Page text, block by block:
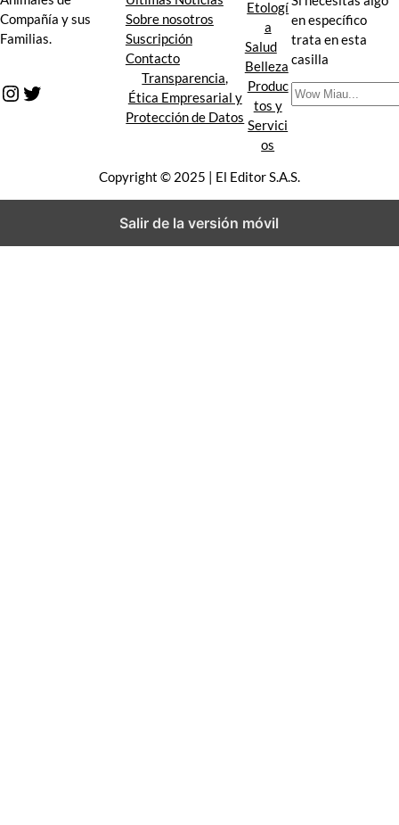
Compañía y sus
Familias.
Instagram Twitter
Sobre nosotros
Suscripción
Contacto
Transparencia,
Ética Empresarial y
Protección de Datos
Etologí
a
Salud
Belleza
Produc
tos y
Servici
os
en específico
trata en esta
casilla
B
u
Copyright © 2025 | El Editor S.A.S.
Salir de la versión móvil